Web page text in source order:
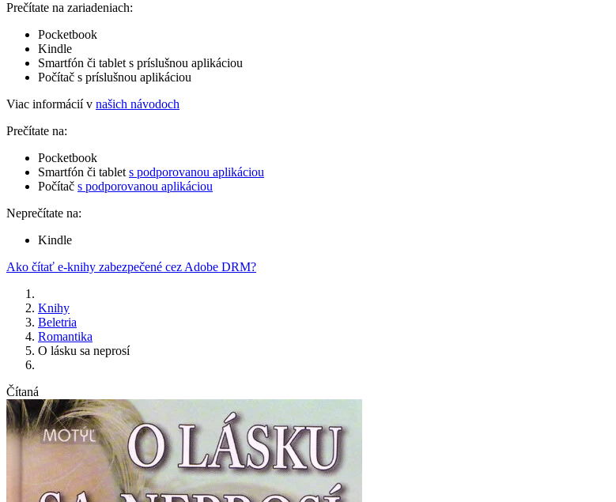
Prečítate na zariadeniach:
Pocketbook
Kindle
Smartfón či tablet s príslušnou aplikáciou
Počítač s príslušnou aplikáciou
Viac informácií v našich návodoch
Prečítate na:
Pocketbook
Smartfón či tablet s podporovanou aplikáciou
Počítač s podporovanou aplikáciou
Neprečítate na:
Kindle
Ako čítať e-knihy zabezpečené cez Adobe DRM?
Knihy
Beletria
Romantika
O lásku sa neprosí
Čítaná